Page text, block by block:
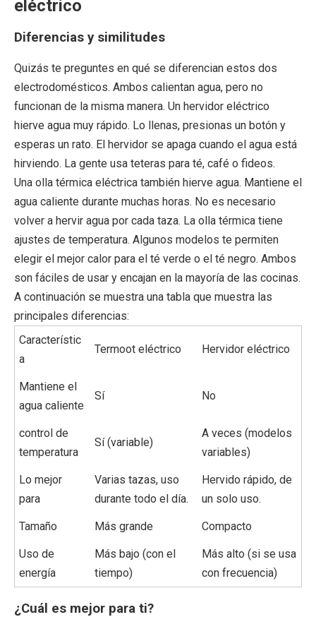
eléctrico
Diferencias y similitudes
Quizás te preguntes en qué se diferencian estos dos
electrodomésticos. Ambos calientan agua, pero no
funcionan de la misma manera. Un hervidor eléctrico
hierve agua muy rápido. Lo llenas, presionas un botón y
esperas un rato. El hervidor se apaga cuando el agua está
hirviendo. La gente usa teteras para té, café o fideos.
Una olla térmica eléctrica también hierve agua. Mantiene el
agua caliente durante muchas horas. No es necesario
volver a hervir agua por cada taza. La olla térmica tiene
ajustes de temperatura. Algunos modelos te permiten
elegir el mejor calor para el té verde o el té negro. Ambos
son fáciles de usar y encajan en la mayoría de las cocinas.
A continuación se muestra una tabla que muestra las
principales diferencias:
Característic
a
Termoot eléctrico Hervidor eléctrico
Mantiene el
agua caliente
Sí No
control de
temperatura
Sí (variable)
A veces (modelos
variables)
Lo mejor
para
Varias tazas, uso
durante todo el día.
Hervido rápido, de
un solo uso.
Tamaño Más grande Compacto
Uso de
energía
Más bajo (con el
tiempo)
Más alto (si se usa
con frecuencia)
¿Cuál es mejor para ti?